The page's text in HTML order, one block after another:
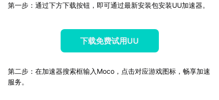
第一步：通过下方下载按钮，即可通过最新安装包安装UU加速器。
下载免费试用UU
第二步：在加速器搜索框输入Moco，点击对应游戏图标，畅享加速
服务。